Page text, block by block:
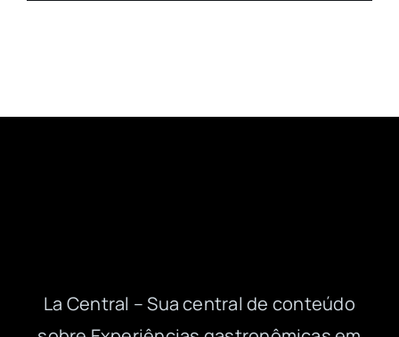
La Central – Sua central de conteúdo